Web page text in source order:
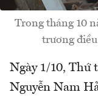
Trong tháng 10
trương
Ngày 1/10, Thứ
Nguyễn Nam